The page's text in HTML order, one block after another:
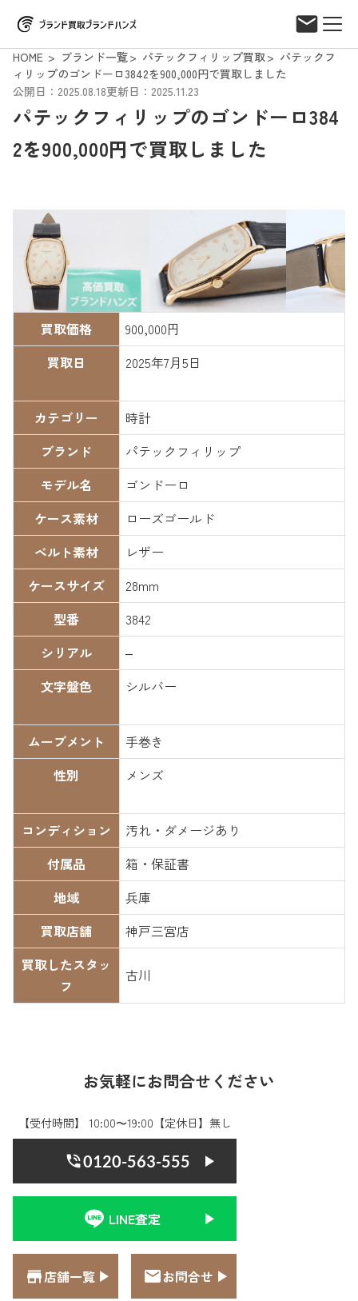
HOME ブランド一覧 パテックフィリップ買取
パテックフ
ィリップのゴンドーロ3842を900,000円で買取しました
公開日：2025.08.18更新日：2025.11.23
パテックフィリップのゴンドーロ384
2を900,000円で買取しました
買取価格
900,000円
買取日
2025年7月5日
カテゴリー
時計
ブランド
パテックフィリップ
モデル名
ゴンドーロ
ケース素材
ローズゴールド
ベルト素材
レザー
ケースサイズ
28mm
型番
3842
シリアル
–
文字盤色
シルバー
ムーブメント
手巻き
性別
メンズ
コンディション
汚れ・ダメージあり
付属品
箱・保証書
地域
兵庫
買取店舗
神戸三宮店
買取したスタッ
フ
古川
お気軽にお問合せください
【受付時間】 10:00〜19:00【定休日】無し
0120-563-555
LINE査定
店舗一覧 お問合せ